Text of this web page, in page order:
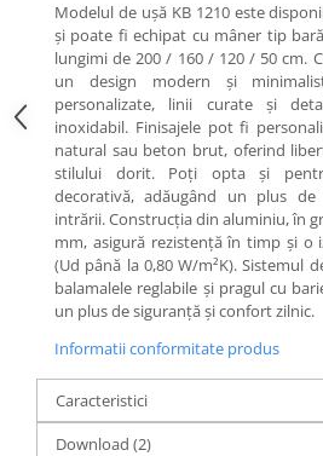
Modelul de ușă KB 1210 este
și poate fi echipat cu mâner tip
lungimi de 200 / 160 / 120 / 50 cm.
un design modern și
personalizate, linii curate și
inoxidabil. Finisajele pot fi
natural sau beton brut, oferind
stilului dorit. Poți opta și
decorativă, adăugând un plus
intrării. Construcția din aluminiu, în
mm, asigură rezistență în timp și o
(Ud până la 0,80 W/m²K). Sistemul
balamalele reglabile și pragul cu
un plus de siguranță și confort zilnic.
Informatii conformitate produs
Caracteristici
Download (2)